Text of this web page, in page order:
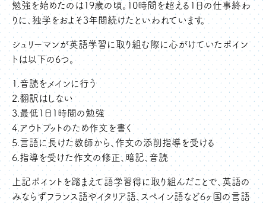
勉強を始めたのは19歳の頃。10時間を超える1日の仕事終わ
りに、独学をおよそ3年間続けたといわれています。
シュリーマンが英語学習に取り組む際に心がけていたポイン
トは以下の6つ。
1.音読をメインに行う
2.翻訳はしない
3.最低1日1時間の勉強
4.アウトプットのため作文を書く
5.言語に長けた教師から、作文の添削指導を受ける
6.指導を受けた作文の修正、暗記、音読
上記ポイントを踏まえて語学習得に取り組んだことで、英語の
みならずフランス語やイタリア語、スペイン語など6ヶ国の言語